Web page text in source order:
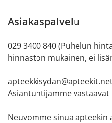
Asiakaspalvelu
029 3400 840 (Puhelun
hinnaston mukainen, ei
apteekkisydan@apteekit.net
Asiantuntijamme vastaavat
Neuvomme sinua apteekin